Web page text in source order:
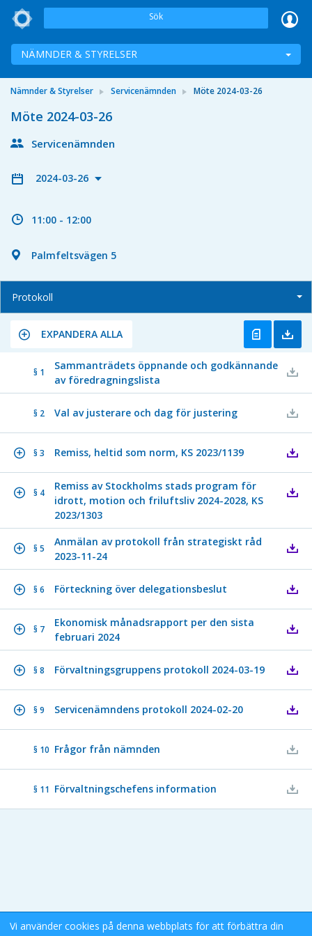
Sök
NÄMNDER & STYRELSER
Nämnder & Styrelser Servicenämnden Möte 2024-03-26
Möte 2024-03-26
Servicenämnden
2024-03-26
11:00 - 12:00
Palmfeltsvägen 5
Protokoll
EXPANDERA ALLA
§ 1
Sammanträdets öppnande och godkännande
av föredragningslista
§ 2 Val av justerare och dag för justering
§ 3 Remiss, heltid som norm, KS 2023/1139
§ 4
Remiss av Stockholms stads program för
idrott, motion och friluftsliv 2024-2028, KS
2023/1303
§ 5
Anmälan av protokoll från strategiskt råd
2023-11-24
§ 6 Förteckning över delegationsbeslut
§ 7
Ekonomisk månadsrapport per den sista
februari 2024
§ 8 Förvaltningsgruppens protokoll 2024-03-19
§ 9 Servicenämndens protokoll 2024-02-20
§ 10 Frågor från nämnden
§ 11 Förvaltningschefens information
Vi använder cookies på denna webbplats för att förbättra din